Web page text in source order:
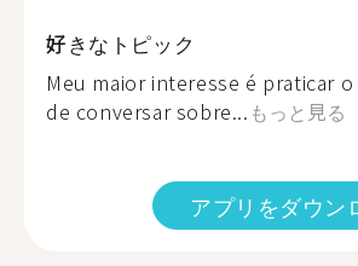
好きなトピック
Meu maior interesse é praticar
de conversar sobre... もっと見る
アプリをダウン